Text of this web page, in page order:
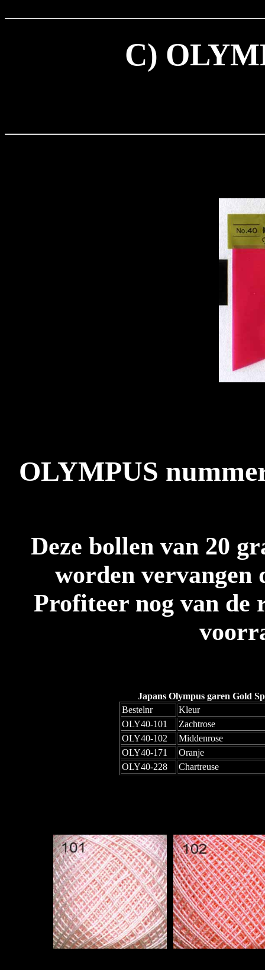
C)
OLYMPUS
Deze bollen van 20
worden vervangen
Profiteer nog van de
Japans Olympus garen Gold
Bestelnr
Kleur
OLY40-101
Zachtrose
OLY40-102
Middenrose
OLY40-171
Oranje
OLY40-228
Chartreuse